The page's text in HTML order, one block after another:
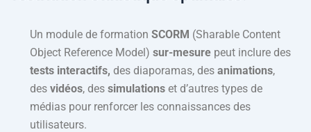
Un module de formation SCORM (Sharable Content
Object Reference Model) sur-mesurepeut inclure des
tests interactifs, des diaporamas, des animations,
des vidéos, des simulationset d’autres types de
médias pour renforcer les connaissances des
utilisateurs.